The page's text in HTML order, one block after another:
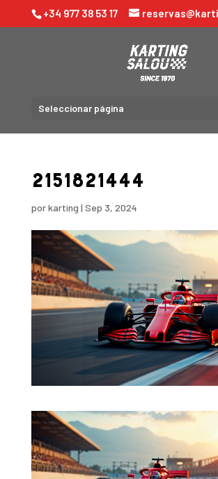
+34 977 38 53 17
Seleccionar página
2151821444
porkarting | Sep 3, 2024